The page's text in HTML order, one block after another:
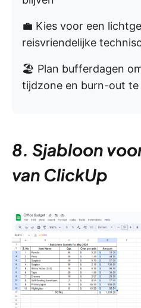
💼 Kies voor een
reisvriendelijke
🏖️ Plan bufferdagen
tijdzone en burn-out
8. Sjabloon
van ClickUp